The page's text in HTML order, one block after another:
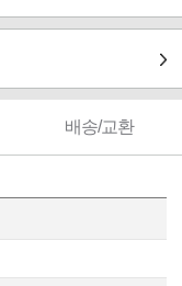
배송/교환